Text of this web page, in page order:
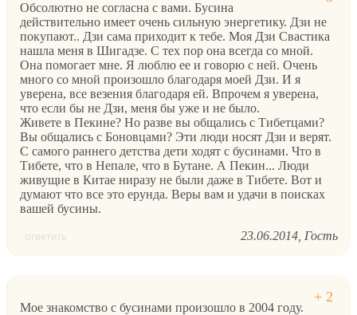
Обсолютно не согласна с вами. Бусина
действительно имеет очень сильную энергетику. Дзи не
покупают.. Дзи сама приходит к тебе. Моя Дзи Свастика
нашла меня в Шигадзе. С тех пор она всегда со мной.
Она помогает мне. Я люблю ее и говорю с ней. Очень
много со мной произошло благодаря моей Дзи. И я
уверена, все везения благодаря ей. Впрочем я уверена,
что если бы не Дзи, меня бы уже и не было.
Живете в Пекине? Но разве вы общались с Тибетцами?
Вы общались с Боновцами? Эти люди носят Дзи и верят.
С самого раннего детства дети ходят с бусинами. Что в
Тибете, что в Непале, что в Бутане. А Пекин... Люди
живущие в Китае ниразу не были даже в Тибете. Вот и
думают что все это ерунда. Веры вам и удачи в поисках
вашей бусины.
ответить 23.06.2014 Гость
Мое знакомство с бусинами произошло в 2004 году.